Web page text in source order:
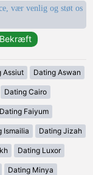
vær venlig og støt os
Assiut Dating Aswan
Dating Cairo
Dating Faiyum
Ismailia Dating Jizah
Dating Luxor
Dating Minya